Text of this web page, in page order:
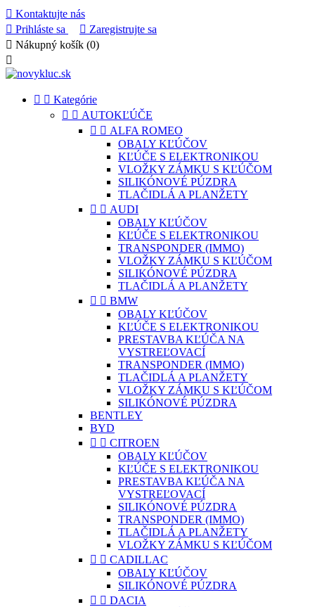
 Kontaktujte nás
 Prihláste sa  Zaregistrujte sa
 Nákupný košík (0)

  Kategórie
  AUTOKĽÚČE
  ALFA ROMEO
OBALY KĽÚČOV
KĽÚČE S ELEKTRONIKOU
VLOŽKY ZÁMKU S KĽÚČOM
SILIKÓNOVÉ PÚZDRA
TLAČIDLÁ A PLANŽETY
  AUDI
OBALY KĽÚČOV
KĽÚČE S ELEKTRONIKOU
TRANSPONDER (IMMO)
VLOŽKY ZÁMKU S KĽÚČOM
SILIKÓNOVÉ PÚZDRA
TLAČIDLÁ A PLANŽETY
  BMW
OBALY KĽÚČOV
KĽÚČE S ELEKTRONIKOU
PRESTAVBA KĽÚČA NA
VYSTREĽOVACÍ
TRANSPONDER (IMMO)
TLAČIDLÁ A PLANŽETY
VLOŽKY ZÁMKU S KĽÚČOM
SILIKÓNOVÉ PÚZDRA
BENTLEY
BYD
  CITROEN
OBALY KĽÚČOV
KĽÚČE S ELEKTRONIKOU
PRESTAVBA KĽÚČA NA
VYSTREĽOVACÍ
SILIKÓNOVÉ PÚZDRA
TRANSPONDER (IMMO)
TLAČIDLÁ A PLANŽETY
VLOŽKY ZÁMKU S KĽÚČOM
  CADILLAC
OBALY KĽÚČOV
SILIKÓNOVÉ PÚZDRA
  DACIA